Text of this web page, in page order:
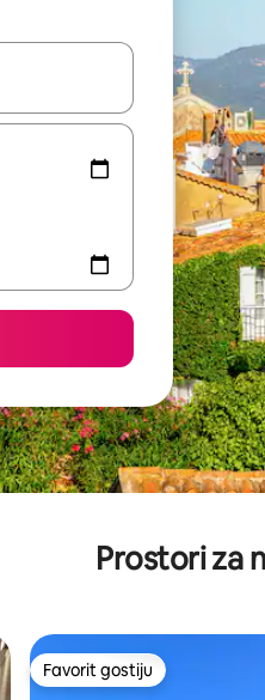
se krećete kroz njih pomoću
Prostori za
Favorit gostiju
Favorit gostiju